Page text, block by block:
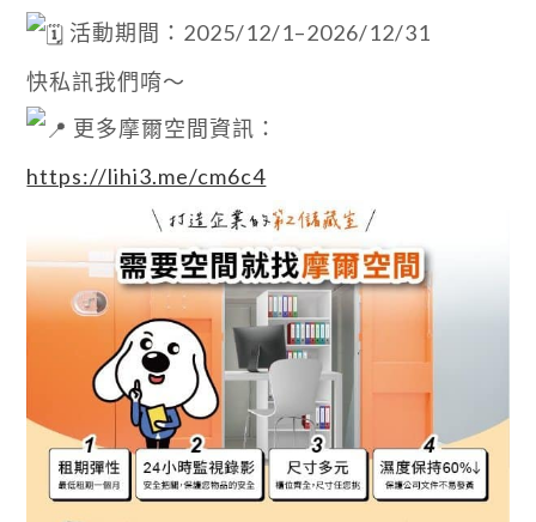
活動期間：2025/12/1–2026/12/31
快私訊我們唷～
更多摩爾空間資訊：
https://lihi3.me/cm6c4